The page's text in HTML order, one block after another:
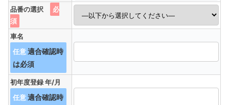
品番の選択
必
須
車名
任意
初年度登録 年/月
任意